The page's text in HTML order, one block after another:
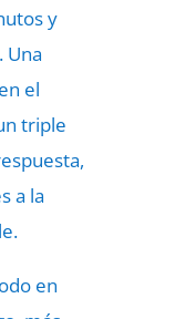
y
Una
el
triple
a la
en